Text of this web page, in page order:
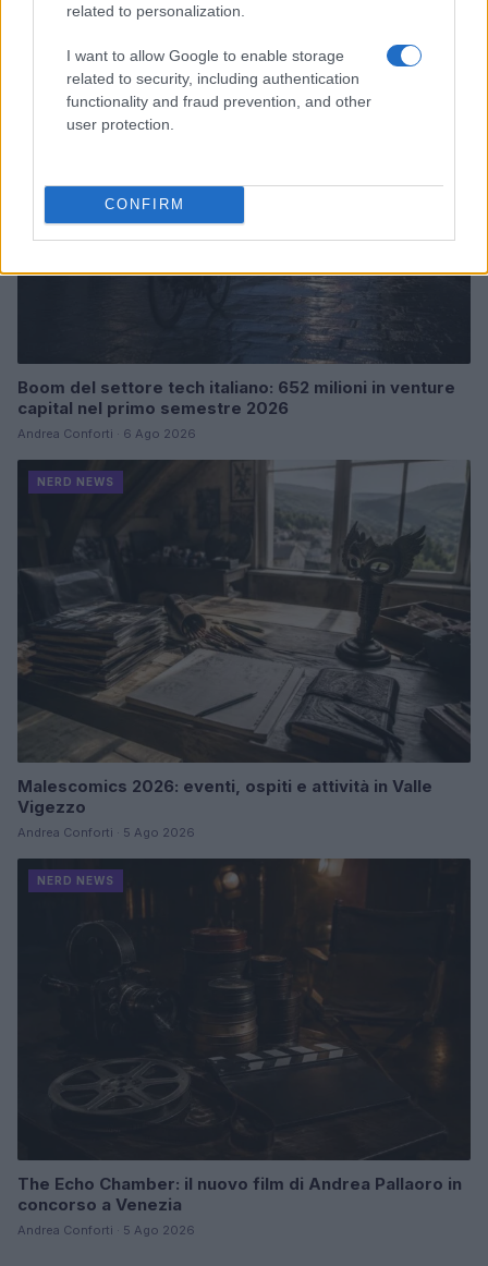
related to personalization.
I want to allow Google to enable storage
related to security, including authentication
functionality and fraud prevention, and other
user protection.
CONFIRM
Continua a leggere
NERD NEWS
Boom del settore tech italiano: 652 milioni in venture
capital nel primo semestre 2026
Andrea Conforti · 6 Ago 2026
NERD NEWS
Malescomics 2026: eventi, ospiti e attività in Valle
Vigezzo
Andrea Conforti · 5 Ago 2026
NERD NEWS
The Echo Chamber: il nuovo film di Andrea Pallaoro in
concorso a Venezia
Andrea Conforti · 5 Ago 2026